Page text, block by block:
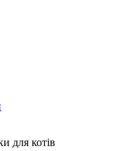
для котів